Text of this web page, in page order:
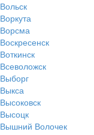
Вольск
Воркута
Ворсма
Воскресенск
Воткинск
Всеволожск
Выборг
Выкса
Высоковск
Высоцк
Вышний Волочек